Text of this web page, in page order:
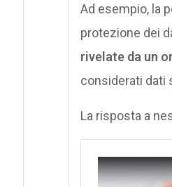
Ad esempio, la
protezione dei
rivelate da un
considerati dati
La risposta a